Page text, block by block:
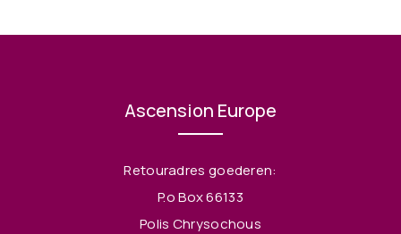
Ascension Europe
Retouradres goederen:
P.o Box 66133
Polis Chrysochous